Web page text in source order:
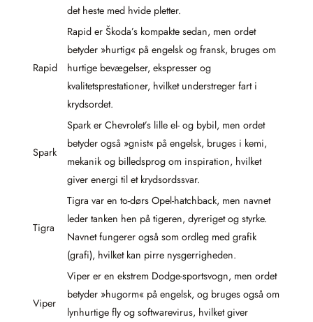
det heste med hvide pletter.
Rapid
Rapid er Škoda’s kompakte sedan, men ordet
betyder »hurtig« på engelsk og fransk, bruges om
hurtige bevægelser, ekspresser og
kvalitetsprestationer, hvilket understreger fart i
krydsordet.
Spark
Spark er Chevrolet’s lille el- og bybil, men ordet
betyder også »gnist« på engelsk, bruges i kemi,
mekanik og billedsprog om inspiration, hvilket
giver energi til et krydsordssvar.
Tigra
Tigra var en to-dørs Opel-hatchback, men navnet
leder tanken hen på tigeren, dyreriget og styrke.
Navnet fungerer også som ordleg med grafik
(grafi), hvilket kan pirre nysgerrigheden.
Viper
Viper er en ekstrem Dodge-sportsvogn, men ordet
betyder »hugorm« på engelsk, og bruges også om
lynhurtige fly og softwarevirus, hvilket giver